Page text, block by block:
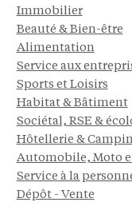
Immobilier
Beauté & Bien-être
Alimentation
Service aux
Sports et Loisirs
Habitat & Bâtiment
Sociétal, RSE &
Hôtellerie &
Automobile, Moto
Service à la
Dépôt - Vente